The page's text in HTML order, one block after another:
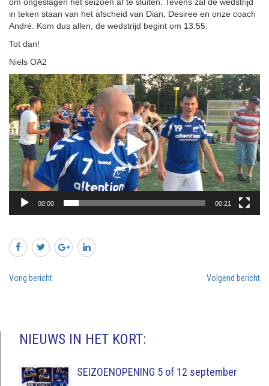
in teken staan van het afscheid van Dian, Desiree en onze coach
André. Kom dus allen, de wedstrijd begint om 13:55.
Tot dan!
Niels OA2
Videospeler
00:00 00:21
Vorig bericht Volgend bericht
NIEUWS IN HET KORT:
SEIZOENOPENING 5 of 12 september